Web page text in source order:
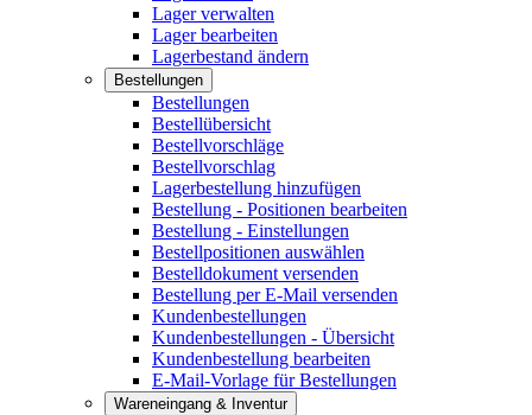
Lager verwalten
Lager bearbeiten
Lagerbestand ändern
Bestellungen
Bestellungen
Bestellübersicht
Bestellvorschläge
Bestellvorschlag
Lagerbestellung hinzufügen
Bestellung - Positionen bearbeiten
Bestellung - Einstellungen
Bestellpositionen auswählen
Bestelldokument versenden
Bestellung per E-Mail versenden
Kundenbestellungen
Kundenbestellungen - Übersicht
Kundenbestellung bearbeiten
E-Mail-Vorlage für Bestellungen
Wareneingang & Inventur